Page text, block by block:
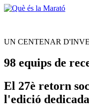
UN CENTENAR
98 equips de
El 27è retorn
l'edició